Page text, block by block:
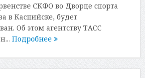
СКФО во Дворце спорта
в Каспийске, будет
Об этом агентству ТАСС
Подробнее